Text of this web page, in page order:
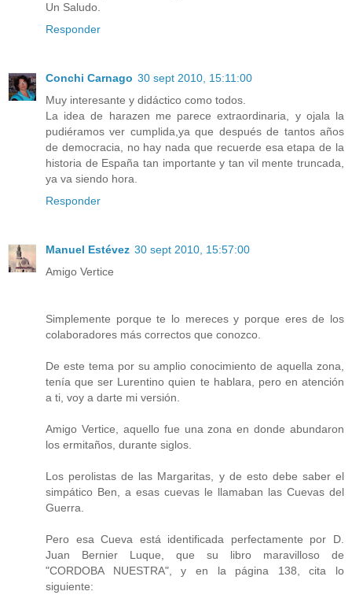
Un Saludo.
Responder
Conchi Carnago 30 sept 2010, 15:11:00
Muy interesante y didáctico como todos.
La idea de harazen me parece extraordinaria, y ojala la
pudiéramos ver cumplida,ya que después de tantos años
de democracia, no hay nada que recuerde esa etapa de la
historia de España tan importante y tan vil mente truncada,
ya va siendo hora.
Responder
Manuel Estévez 30 sept 2010, 15:57:00
Amigo Vertice
Simplemente porque te lo mereces y porque eres de los
colaboradores más correctos que conozco.
De este tema por su amplio conocimiento de aquella zona,
tenía que ser Lurentino quien te hablara, pero en atención
a ti, voy a darte mi versión.
Amigo Vertice, aquello fue una zona en donde abundaron
los ermitaños, durante siglos.
Los perolistas de las Margaritas, y de esto debe saber el
simpático Ben, a esas cuevas le llamaban las Cuevas del
Guerra.
Pero esa Cueva está identificada perfectamente por D.
Juan Bernier Luque, que su libro maravilloso de
"CORDOBA NUESTRA", y en la página 138, cita lo
siguiente: